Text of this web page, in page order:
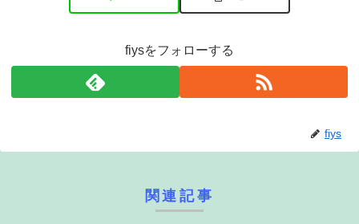
fiysをフォローする
fiys
関連記事